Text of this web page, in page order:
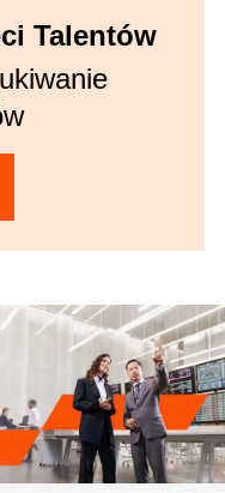
Talentów